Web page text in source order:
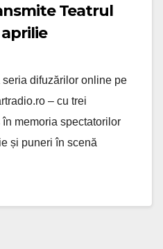
Teatrul
difuzărilor online pe
– cu trei
memoria spectatorilor
și puneri în scenă